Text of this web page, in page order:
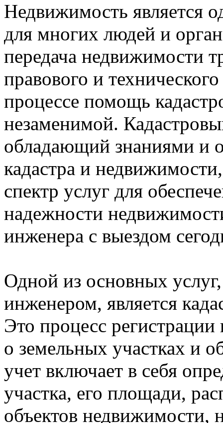
Недвижимость является
для многих людей и
передача недвижимости
правового и
процессе помощь
незаменимой.
обладающий знаниями и
кадастра и
спектр услуг для
надежности
инженера с выездом
Одной из основных
инженером, является
Это процесс
о земельных участках и
учет включает в себя
участка, его площади,
объектов недвижимости,